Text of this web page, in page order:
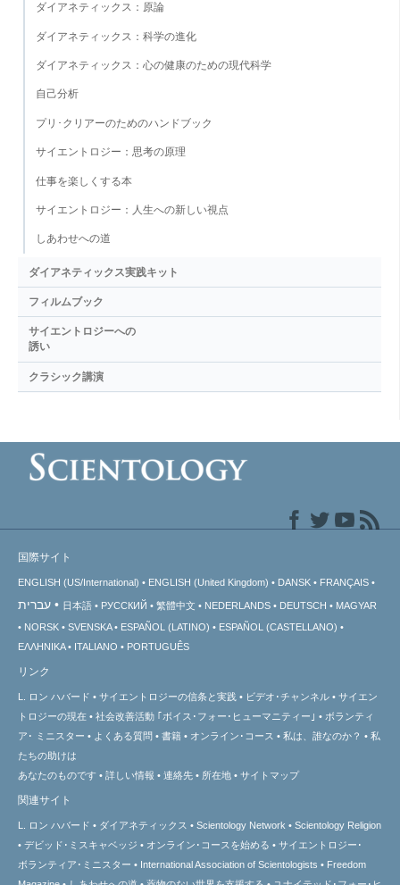
ダイアネティックス：原論
ダイアネティックス：科学の進化
ダイアネティックス：心の健康のための現代科学
自己分析
プリ･クリアーのためのハンドブック
サイエントロジー：思考の原理
仕事を楽しくする本
サイエントロジー：人生への新しい視点
しあわせへの道
ダイアネティックス実践キット
フィルムブック
サイエントロジーへの
誘い
クラシック講演
国際サイト
ENGLISH (US/International) ENGLISH (United Kingdom) DANSK FRANÇAIS
עברית 日本語 РУССКИЙ 繁體中文 NEDERLANDS DEUTSCH
MAGYAR
NORSK
SVENSKA ESPAÑOL (LATINO)
ESPAÑOL (CASTELLANO)
ΕΛΛΗΝΙΚA
ITALIANO PORTUGUÊS
リンク
L. ロン ハバード サイエントロジーの信条と実践 ビデオ･チャンネル
サイエン
トロジーの現在 社会改善活動 ｢ボイス･フォー･ヒューマニティー｣
ボランティ
ア･
ミニスター よくある質問 書籍 オンライン･コース 私は、誰なのか？
私
たちの助けは
あなたのものです
詳しい情報 連絡先 所在地 サイトマップ
関連サイト
L. ロン ハバード ダイアネティックス Scientology Network
Scientology Religion
デビッド･ミスキャベッジ
オンライン･コースを始める
サイエントロジー･
ボランティア･ミニスター
International Association of Scientologists
Freedom